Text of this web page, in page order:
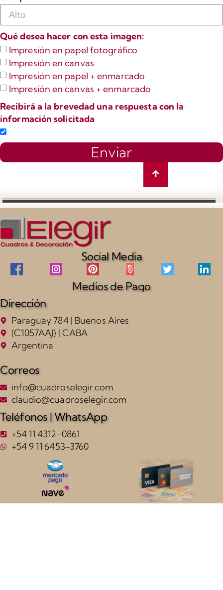
Qué desea hacer con esta imagen:
Impresión en papel fotográfico
Impresión en canvas
Impresión en papel + enmarcado
Impresión en canvas + enmarcado
Recibirá a la brevedad una respuesta con la
información solicitada
Enviar
Social Media
Medios de Pago
Dirección
Paraguay 784 | Buenos Aires
(C1057AAJ) | CABA
Argentina
Correos
info@cuadroselegir.com
claudio@cuadroselegir.com
Teléfonos | WhatsApp
+54 11 4312-0861
+54 9 11 6453-3760